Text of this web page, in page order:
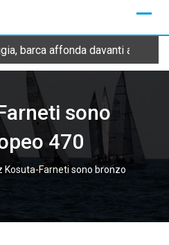
barca affonda davanti alla
sono
470
Kosuta-Farneti sono bronzo